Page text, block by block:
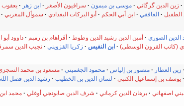
زين الدين گرگاني موسى بن ميمون سرافيون الأصغر ابن زهر
يعقوب
الطفيل الغافقي ابن أبي الحكم أبو البركات البغدادي سموأل المغربي
الدين الصوري أمين الدين رشيد الدين وطوط أڤراهام بن رمبم داوود
(كاتب القرون الوسطى) ابن النفيس زكريا القزويني نجيب الدين
زين العطار منصور بن إلياس محمود الجغميني مسعود بن محمد
يوسف بن إسماعيل الكتبي لسان الدين بن الخطيب رشيد الدين فضل
اصفهاني برهان الدين كرماني شرف الدين صابونجي أوغلي محمد